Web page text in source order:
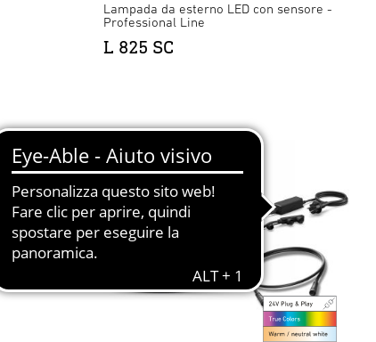
Lampada da esterno LED con sensore -
Professional Line
L 825 SC